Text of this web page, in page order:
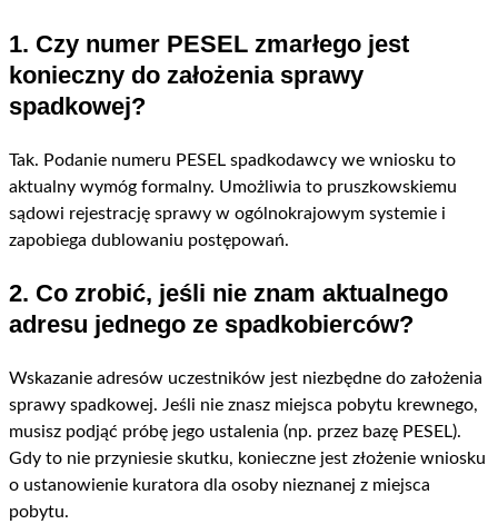
1. Czy numer PESEL zmarłego jest
konieczny do założenia sprawy
spadkowej?
Tak. Podanie numeru PESEL spadkodawcy we wniosku to
aktualny wymóg formalny. Umożliwia to pruszkowskiemu
sądowi rejestrację sprawy w ogólnokrajowym systemie i
zapobiega dublowaniu postępowań.
2. Co zrobić, jeśli nie znam aktualnego
adresu jednego ze spadkobierców?
Wskazanie adresów uczestników jest niezbędne do założenia
sprawy spadkowej. Jeśli nie znasz miejsca pobytu krewnego,
musisz podjąć próbę jego ustalenia (np. przez bazę PESEL).
Gdy to nie przyniesie skutku, konieczne jest złożenie wniosku
o ustanowienie kuratora dla osoby nieznanej z miejsca
pobytu.